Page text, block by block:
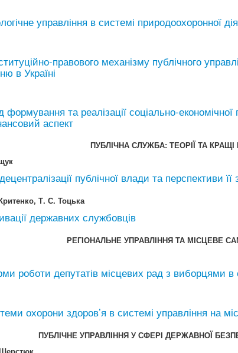
управління в системі природоохоронної
правового механізму публічного
в Україні
формування та реалізації соціально-
аспект
ПУБЛІЧНА СЛУЖБА: ТЕОРІЇ ТА КРАЩІ
публічної влади та перспективи її
Т. С. Тоцька
державних службовців
РЕГІОНАЛЬНЕ УПРАВЛІННЯ ТА МІСЦЕВЕ
роботи депутатів місцевих рад з виборцями
охорони здоров’я в системі управління на
ПУБЛІЧНЕ УПРАВЛІННЯ У СФЕРІ ДЕРЖАВНОЇ